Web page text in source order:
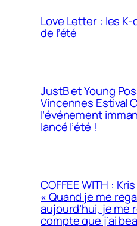
Love Letter : les K-
de l’été
JustB et Young
Vincennes Estival
l’événement
lancé l’été !
COFFEE WITH :
« Quand je me
aujourd’hui, je me
compte que j’ai